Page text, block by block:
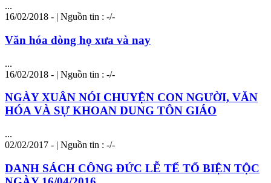
...
16/02/2018 - | Nguồn tin : -/-
Văn hóa dòng họ xưa và nay
...
16/02/2018 - | Nguồn tin : -/-
NGÀY XUÂN NÓI CHUYỆN CON NGƯỜI, VĂN
HÓA VÀ SỰ KHOAN DUNG TÔN GIÁO
...
02/02/2017 - | Nguồn tin : -/-
DANH SÁCH CÔNG ĐỨC LỄ TẾ TỔ BIỆN TỘC